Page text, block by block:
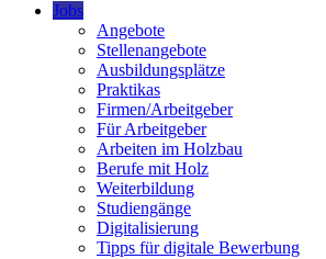
Jobs
Angebote
Stellenangebote
Ausbildungsplätze
Praktikas
Firmen/Arbeitgeber
Für Arbeitgeber
Arbeiten im Holzbau
Berufe mit Holz
Weiterbildung
Studiengänge
Digitalisierung
Tipps für digitale Bewerbung